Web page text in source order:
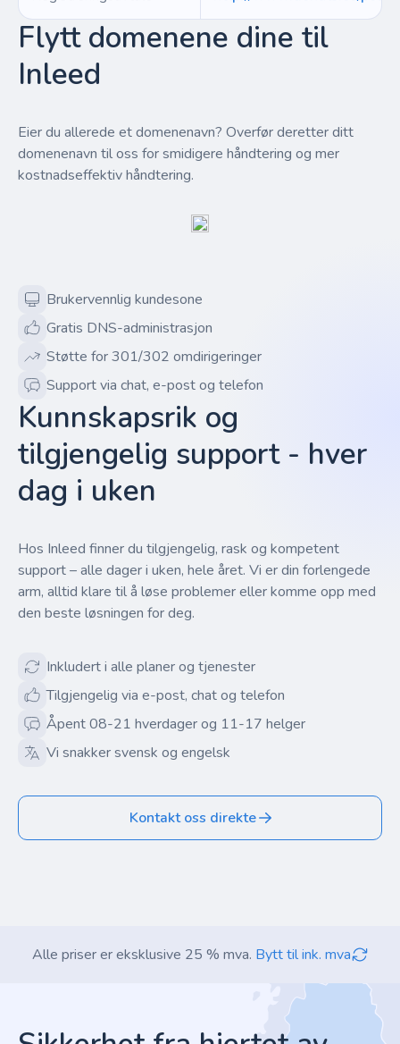
Flytt domenene dine til
Inleed
Eier du allerede et domenenavn? Overfør deretter ditt
domenenavn til oss for smidigere håndtering og mer
kostnadseffektiv håndtering.
Brukervennlig kundesone
Gratis DNS-administrasjon
Støtte for 301/302 omdirigeringer
Support via chat, e-post og telefon
Kunnskapsrik og
tilgjengelig support - hver
dag i uken
Hos Inleed finner du tilgjengelig, rask og kompetent
support – alle dager i uken, hele året. Vi er din forlengede
arm, alltid klare til å løse problemer eller komme opp med
den beste løsningen for deg.
Inkludert i alle planer og tjenester
Tilgjengelig via e-post, chat og telefon
Åpent 08-21 hverdager og 11-17 helger
Vi snakker svensk og engelsk
Kontakt oss direkte
Alle priser er eksklusive 25 % mva. Bytt til ink. mva